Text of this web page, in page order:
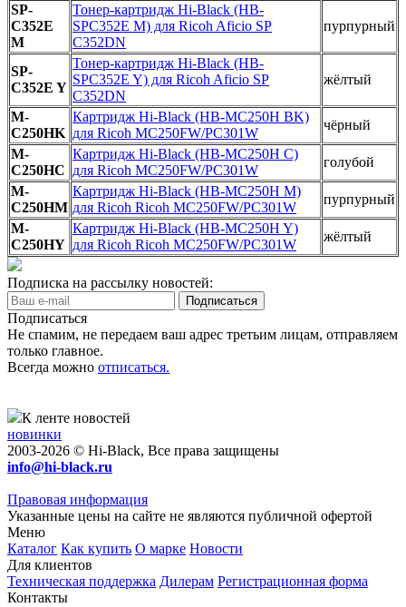
SP-
C352E
M
Тонер-картридж Hi-Black (HB-
SPC352E M) для Ricoh Aficio SP
C352DN
пурпурный
SP-
C352E Y
Тонер-картридж Hi-Black (HB-
SPC352E Y) для Ricoh Aficio SP
C352DN
жёлтый
M-
C250HK
Картридж Hi-Black (HB-MC250H BK)
для Ricoh MC250FW/PC301W
чёрный
M-
C250HC
Картридж Hi-Black (HB-MC250H C)
для Ricoh MC250FW/PC301W
голубой
M-
C250HM
Картридж Hi-Black (HB-MC250H M)
для Ricoh Ricoh MC250FW/PC301W
пурпурный
M-
C250HY
Картридж Hi-Black (HB-MC250H Y)
для Ricoh Ricoh MC250FW/PC301W
жёлтый
Подписка на рассылку новостей:
Подписаться
Не спамим, не передаем ваш адрес третьим лицам, отправляем
только главное.
Всегда можно отписаться.
К ленте новостей
новинки
2003-2026 © Hi-Black, Все права защищены
info@hi-black.ru
Правовая информация
Указанные цены на сайте не являются публичной офертой
Меню
Каталог Как купить О марке Новости
Для клиентов
Техническая поддержка Дилерам Регистрационная форма
Контакты